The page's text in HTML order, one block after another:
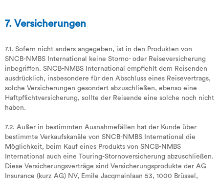
7. Versicherungen
7.1. Sofern nicht anders angegeben, ist in den Produkten von
SNCB-NMBS International keine Storno- oder Reiseversicherung
inbegriffen. SNCB-NMBS International empfiehlt dem Reisenden
ausdrücklich, insbesondere für den Abschluss eines Reisevertrags,
solche Versicherungen gesondert abzuschließen, ebenso eine
Haftpflichtversicherung, sollte der Reisende eine solche noch nicht
haben.
7.2. Außer in bestimmten Ausnahmefällen hat der Kunde über
bestimmte Verkaufskanäle von SNCB-NMBS International die
Möglichkeit, beim Kauf eines Produkts von SNCB-NMBS
International auch eine Touring-Stornoversicherung abzuschließen.
Diese Versicherungsverträge sind Versicherungsprodukte der AG
Insurance (kurz AG) NV, Emile Jacqmainlaan 53, 1000 Brüssel,